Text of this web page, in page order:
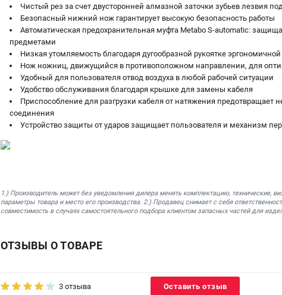
Чистый рез за счет двусторонней алмазной заточки зубьев лезвия
Безопасный нижний нож гарантирует высокую безопасность работы
Автоматическая предохранительная муфта Metabo S-automatic:
предметами
Низкая утомляемость благодаря дугообразной рукоятке
Нож ножниц, движущийся в противоположном направлении, для
Удобный для пользователя отвод воздуха в любой рабочей ситуации
Удобство обслуживания благодаря крышке для замены кабеля
Приспособление для разгрузки кабеля от натяжения
соединения
Устройство защиты от ударов защищает пользователя и механизм
1.) Производитель может без уведомления дилера менять комплектацию, технические,
параметры товара и место его производства. 2.) Продавец снимает с себя
совместимость в случаях самостоятельного подбора клиентом запасных частей для
ОТЗЫВЫ О ТОВАРЕ
3 отзыва Оставить отзыв